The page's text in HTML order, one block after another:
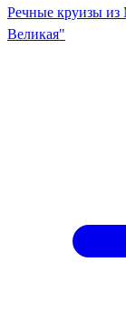
Речные круизы из
Великая"